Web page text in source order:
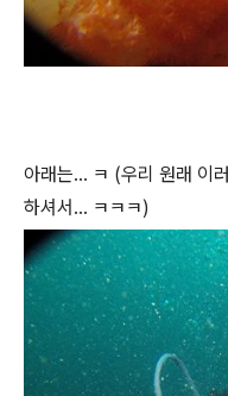
아래는... ㅋ (우리 원래 이
하셔서... ㅋㅋㅋ)